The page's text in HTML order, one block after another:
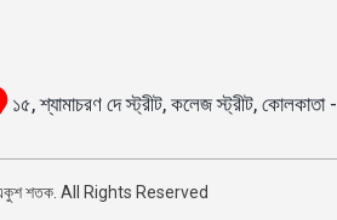
১৫, শ্যামাচরণ দে স্ট্রীট, কলেজ স্ট্রীট,
শতক. All Rights Reserved